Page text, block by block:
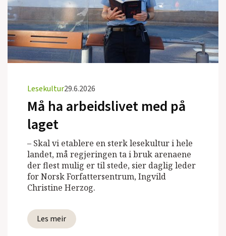
Lesekultur29.6.2026
Må ha arbeidslivet med på
laget
– Skal vi etablere en sterk lesekultur i hele
landet, må regjeringen ta i bruk arenaene
der flest mulig er til stede, sier daglig leder
for Norsk Forfattersentrum, Ingvild
Christine Herzog.
Les meir